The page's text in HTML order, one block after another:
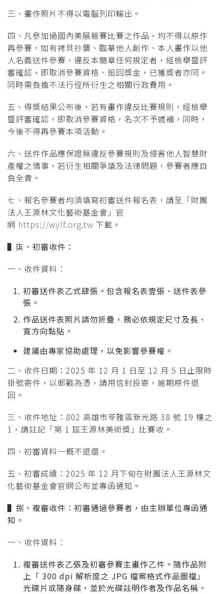
三、畫作照片不得以電腦列印輸出。
四、凡參加過國內美展競賽比賽之作品，均不得以原作
再參賽，如有拷貝抄襲、臨摹他人創作、本人畫作以他
人名義送件參賽、違反本簡章任何規定者，經檢舉暨評
審確認，即取消參賽資格、追回獎金，已獲獎者亦同。
同時需負擔不法行徑所衍生之相關行政費用。
五、得獎結果公布後，若有畫作違反比賽規則，經檢舉
暨評審確認，即取消參賽資格，名次不予遞補，同時，
今後不得再參賽本項活動。
六、送件作品應保證無違反參賽規則及侵害他人智慧財
產權之情事，若衍生相關爭議及法律問題，參賽者應自
負全責。
七、報名參賽者均須填寫初審送件報名表，請至「財團
法人王源林文化藝術基金會」官
網 https://wylf.org.tw 下載。
▌ 柒、初審收件：
一、收件資料：
初審送件表乙式肆張。包含報名表壹張、送件表參
張。
作品送件表照片請勿折疊，務必依規定尺寸及長、
寬方向黏貼。
建議由專家協助處理，以免影響參賽權。
二、收件日期：2025 年 12 月 1 日至 12 月 5 日止限時
掛號寄件，以郵戳為憑，請用信封投寄，逾期原件退
回。
三、收件地址：802 高雄市苓雅區新光路 38 號 19 樓之
1，請註記「第 1 屆王源林美術獎」比賽收。
四、初審資料一概不退還。
五、初審成績：2025 年 12 月下旬在財團法人王源林文
化藝術基金會官網公布並專函通知。
▌ 捌、複審收件：初審通過參賽者，由主辦單位專函通
知。
一、收件資料：
複審送件表乙張及初審參賽主畫作乙件。隨作品附
上「 300 dpi 解析度之 JPG 檔案格式作品圖檔」
光碟片或隨身碟，並於光碟註明作者及作品名稱。